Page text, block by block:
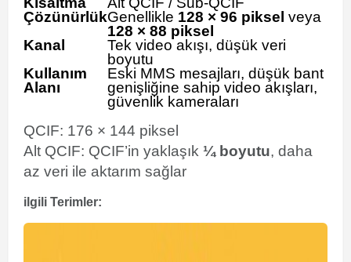
ÇözünürlükGenellikle 128 × 96 piksel veya
128 × 88 piksel
Kanal
Tek video akışı, düşük veri
boyutu
Kullanım
Alanı
Eski MMS mesajları, düşük bant
genişliğine sahip video akışları,
güvenlik kameraları
QCIF: 176 × 144 piksel
Alt QCIF: QCIF’in yaklaşık ¼ boyutu, daha
az veri ile aktarım sağlar
ilgili Terimler: